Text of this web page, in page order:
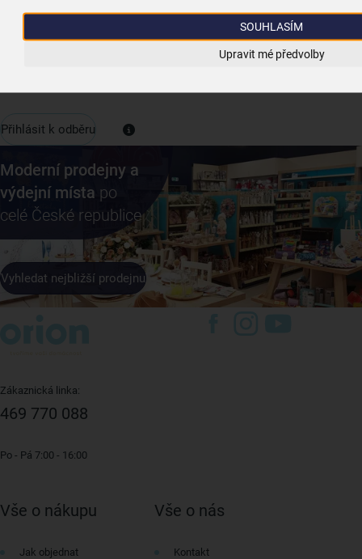
SOUHLASÍM
Upravit mé předvolby
Váš e-mail
Přihlásit k odběru
Moderní prodejny a
výdejní místa po
celé České republice
Vyhledat nejbližší prodejnu
Zákaznická linka:
469 770 088
Po - Pá 7:00 - 16:00
Vše o nákupu
Jak objednat
Vše o nás
Kontakt